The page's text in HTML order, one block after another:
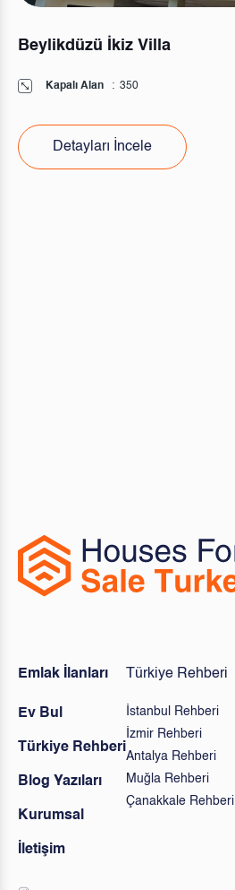
Beylikdüzü İkiz Villa
Kapalı Alan : 350
Detayları İncele
Emlak İlanları
Ev Bul
Türkiye Rehberi
Blog Yazıları
Kurumsal
İletişim
Türkiye Rehberi
İstanbul Rehberi
İzmir Rehberi
Antalya Rehberi
Muğla Rehberi
Çanakkale Rehberi